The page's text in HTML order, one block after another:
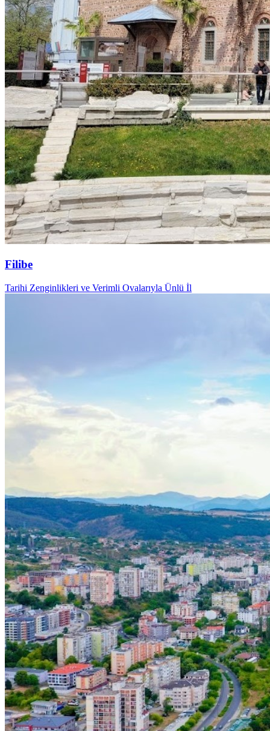
Filibe
Tarihi Zenginlikleri ve Verimli Ovalarıyla Ünlü İl